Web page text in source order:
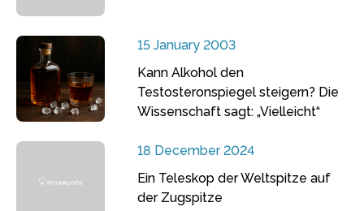
15 January 2003
Kann Alkohol den
Testosteronspiegel steigern? Die
Wissenschaft sagt: „Vielleicht“
18 December 2024
Ein Teleskop der Weltspitze auf
der Zugspitze